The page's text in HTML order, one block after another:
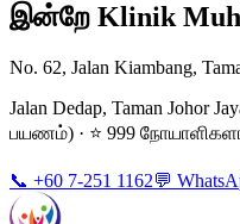
இன்றே Klinik
No. 62, Jalan Kiambang,
Jalan Dedap, Taman Johor
பயணம்) · ⭐ 999
📞 +60 7-251 1162💬